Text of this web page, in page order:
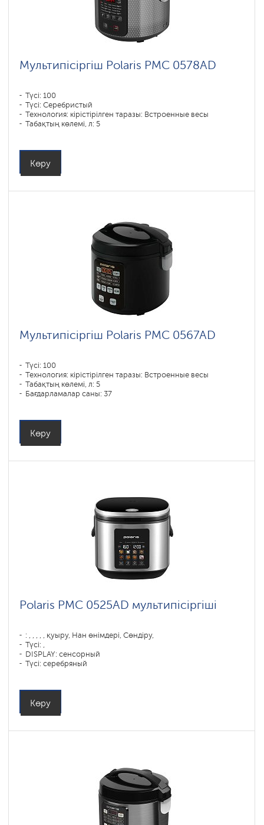
Мультипісіргіш Polaris PMC 0578AD
Түсі: 100
Түсі: Серебристый
Технология: кірістірілген таразы: Встроенные весы
Табақтың көлемі, л: 5
Көру
Мультипісіргіш Polaris PMC 0567AD
Түсі: 100
Технология: кірістірілген таразы: Встроенные весы
Табақтың көлемі, л: 5
Бағдарламалар саны: 37
Көру
Polaris PMC 0525AD мультипісіргіші
: , , , , , қуыру, Нан өнімдері, Сөндіру,
Түсі: ,
DISPLAY: сенсорный
Түсі: серебряный
Бағдарламалар саны: 8
Қуаты, Вт: 600
Көру